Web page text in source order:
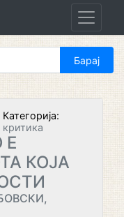
Категорија:
критика
Е
КОЈА